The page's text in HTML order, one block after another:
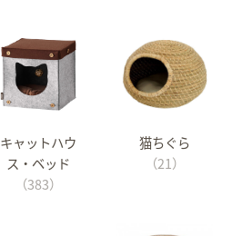
キャットハウ
ス・ベッド
（383）
猫ちぐら
（21）